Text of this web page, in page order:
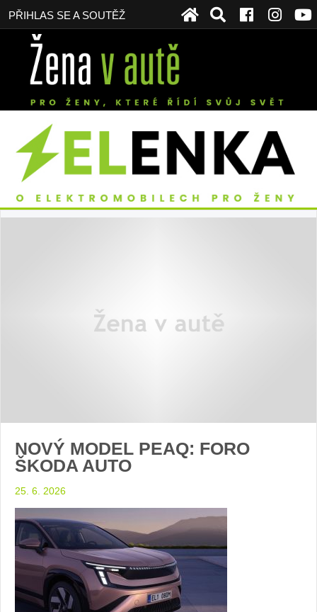
PŘIHLAS SE A SOUTĚŽ
NOVÝ MODEL PEAQ: FORO
ŠKODA AUTO
25. 6. 2026